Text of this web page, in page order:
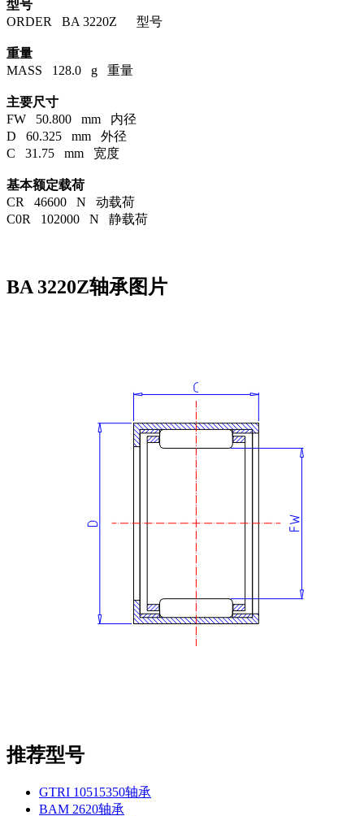
型号
ORDER BA 3220Z 型号
重量
MASS 128.0 g 重量
主要尺寸
FW 50.800 mm 内径
D 60.325 mm 外径
C 31.75 mm 宽度
基本额定载荷
CR 46600 N 动载荷
C0R 102000 N 静载荷
BA 3220Z轴承图片
推荐型号
GTRI 10515350轴承
BAM 2620轴承